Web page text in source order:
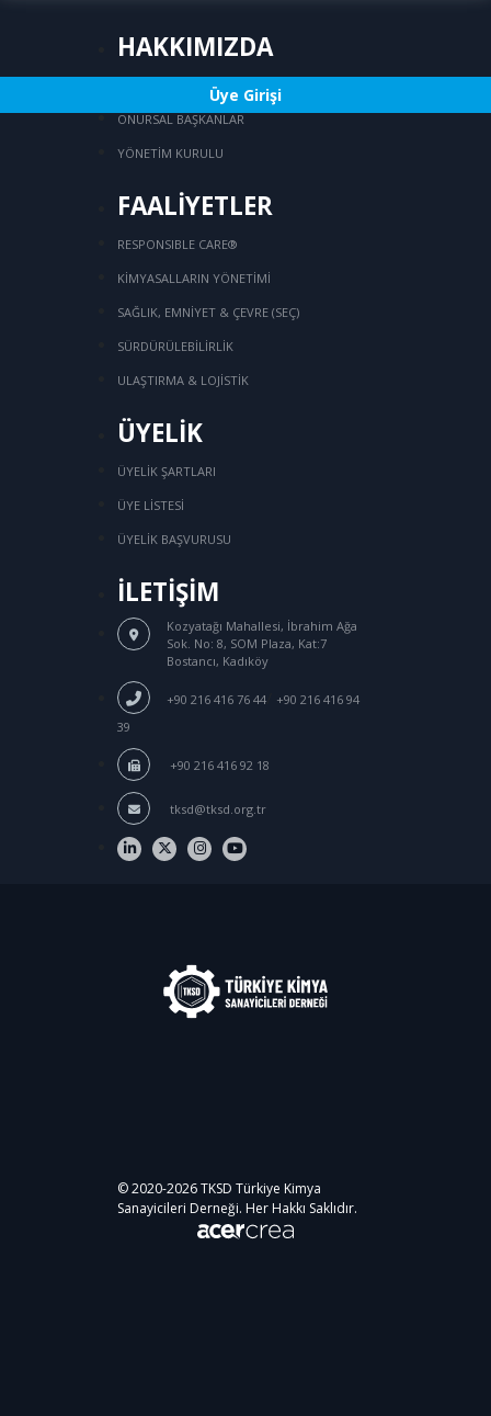
Üye Girişi
HAKKIMIZDA
ONURSAL BAŞKANLAR
YÖNETİM KURULU
FAALİYETLER
RESPONSIBLE CARE®
KİMYASALLARIN YÖNETİMİ
SAĞLIK, EMNİYET & ÇEVRE (SEÇ)
SÜRDÜRÜLEBİLİRLİK
ULAŞTIRMA & LOJİSTİK
ÜYELİK
ÜYELİK ŞARTLARI
ÜYE LİSTESİ
ÜYELİK BAŞVURUSU
İLETİŞİM
Kozyatağı Mahallesi, İbrahim Ağa
Sok. No: 8, SOM Plaza, Kat:7
Bostancı, Kadıköy
+90 216 416 76 44
+90 216 416 94
39
+90 216 416 92 18
tksd@tksd.org.tr
© 2020-2026TKSD Türkiye Kimya
Sanayicileri Derneği. Her Hakkı Saklıdır.